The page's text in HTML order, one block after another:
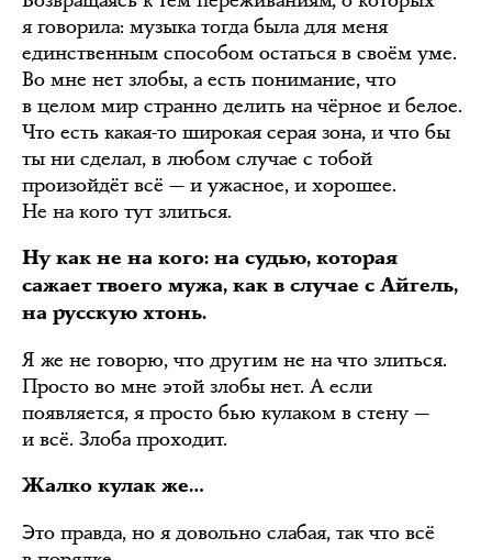
я говорила: музыка тогда была для меня
единственным способом остаться в своём уме.
Во мне нет злобы, а есть понимание, что
в целом мир странно делить на чёрное и белое.
Что есть какая-то широкая серая зона, и что бы
ты ни сделал, в любом случае с тобой
произойдёт всё — и ужасное, и хорошее.
Не на кого тут злиться.
Ну как не на кого: на судью, которая
сажает твоего мужа, как в случае с Айгель,
на русскую хтонь.
Я же не говорю, что другим не на что злиться.
Просто во мне этой злобы нет. А если
появляется, я просто бью кулаком в стену —
и всё. Злоба проходит.
Жалко кулак же…
Это правда, но я довольно слабая, так что всё